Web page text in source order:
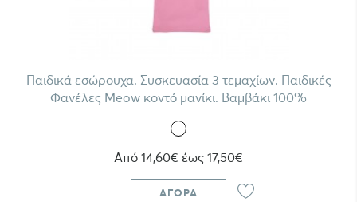
Παιδικά εσώρουχα. Συσκευασία 3 τεμαχίων. Παιδικές
Φανέλες Meow κοντό μανίκι. Βαμβάκι 100%
Από 14,60€ έως 17,50€
ΑΓΟΡΆ